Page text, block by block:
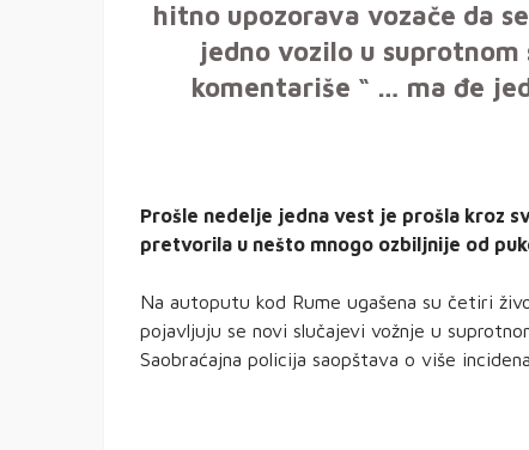
hitno upozorava vozače da
jedno vozilo u
komentariše “ … ma đe
Prošle nedelje jedna vest je prošla kroz
pretvorila u nešto mnogo ozbiljnije od
Na autoputu kod Rume ugašena su četiri
pojavljuju se novi slučajevi vožnje u
Saobraćajna policija saopštava o više